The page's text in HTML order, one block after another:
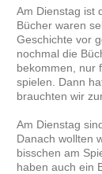
Am Dienstag ist
Bücher waren
Geschichte vor
nochmal die
bekommen, nur
spielen. Dann
brauchten wir
Am Dienstag
Danach wollten
bisschen am
haben auch ein